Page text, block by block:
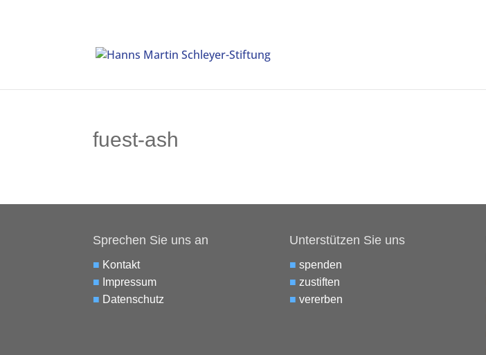
fuest-ash
Sprechen Sie uns an
■ Kontakt
■ Impressum
■ Datenschutz
Unterstützen Sie uns
■ spenden
■ zustiften
■ vererben